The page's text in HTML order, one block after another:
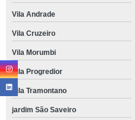
Vila Andrade
Vila Cruzeiro
Vila Morumbi
Vila Progredior
Vila Tramontano
jardim São Saveiro